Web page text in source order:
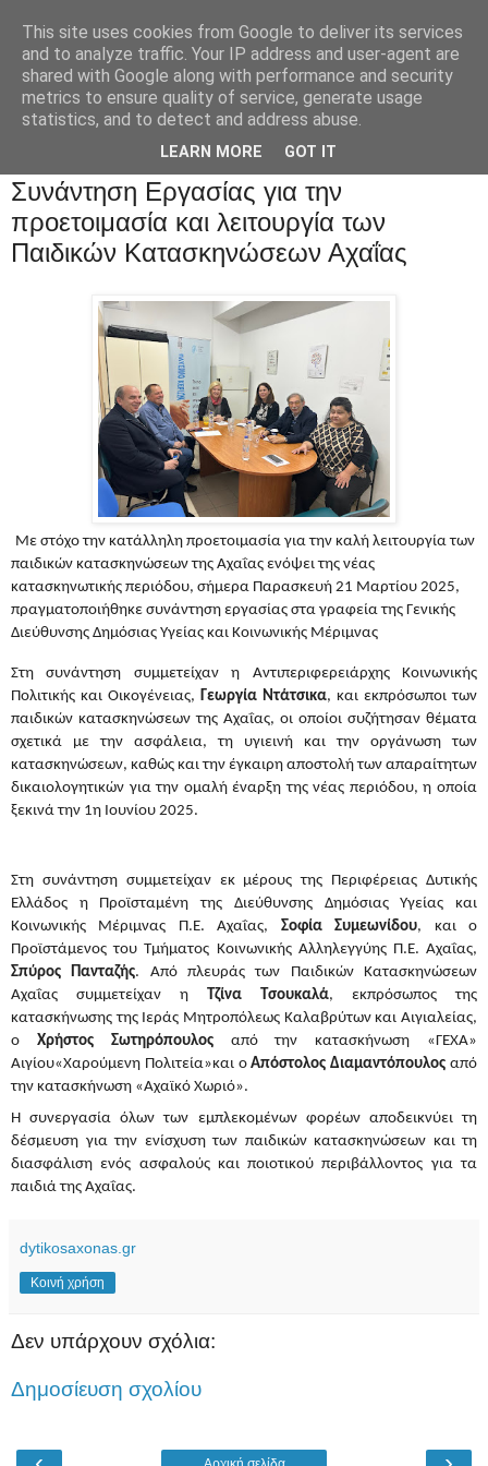
Συνάντηση Εργασίας για την
προετοιμασία και λειτουργία των
Παιδικών Κατασκηνώσεων Αχαΐας
Με στόχο την κατάλληλη προετοιμασία για την καλή λειτουργία των
παιδικών κατασκηνώσεων της Αχαΐας ενόψει της νέας
κατασκηνωτικής περιόδου, σήμερα Παρασκευή 21 Μαρτίου 2025,
πραγματοποιήθηκε συνάντηση εργασίας στα γραφεία της Γενικής
Διεύθυνσης Δημόσιας Υγείας και Κοινωνικής Μέριμνας
Στη συνάντηση συμμετείχαν η Αντιπεριφερειάρχης Κοινωνικής
Πολιτικής και Οικογένειας, Γεωργία Ντάτσικα, και εκπρόσωποι των
παιδικών κατασκηνώσεων της Αχαΐας, οι οποίοι συζήτησαν θέματα
σχετικά με την ασφάλεια, τη υγιεινή και την οργάνωση των
κατασκηνώσεων, καθώς και την έγκαιρη αποστολή των απαραίτητων
δικαιολογητικών για την ομαλή έναρξη της νέας περιόδου, η οποία
ξεκινά την 1η Ιουνίου 2025.
Στη συνάντηση συμμετείχαν εκ μέρους της Περιφέρειας Δυτικής
Ελλάδος η Προϊσταμένη της Διεύθυνσης Δημόσιας Υγείας και
Κοινωνικής Μέριμνας Π.Ε. Αχαΐας, Σοφία Συμεωνίδου, και ο
Προϊστάμενος του Τμήματος Κοινωνικής Αλληλεγγύης Π.Ε. Αχαΐας,
Σπύρος Πανταζής. Από πλευράς των Παιδικών Κατασκηνώσεων
Αχαΐας συμμετείχαν η
Τζίνα Τσουκαλά, εκπρόσωπος της
κατασκήνωσης της Ιεράς Μητροπόλεως Καλαβρύτων και Αιγιαλείας,
ο Χρήστος Σωτηρόπουλοςαπό την κατασκήνωση «ΓΕΧΑ»
Αιγίου«Χαρούμενη Πολιτεία»και οΑπόστολος Διαμαντόπουλος από
την κατασκήνωση «Αχαϊκό Χωριό».
Η συνεργασία όλων των εμπλεκομένων φορέων αποδεικνύει τη
δέσμευση για την ενίσχυση των παιδικών κατασκηνώσεων και τη
διασφάλιση ενός ασφαλούς και ποιοτικού περιβάλλοντος για τα
παιδιά της Αχαΐας.
dytikosaxonas.gr
Κοινή χρήση
Δεν υπάρχουν σχόλια:
Δημοσίευση σχολίου
This site uses cookies from Google to deliver its services
and to analyze traffic. Your IP address and user-agent are
shared with Google along with performance and security
metrics to ensure quality of service, generate usage
statistics, and to detect and address abuse.
LEARN MORE GOT IT